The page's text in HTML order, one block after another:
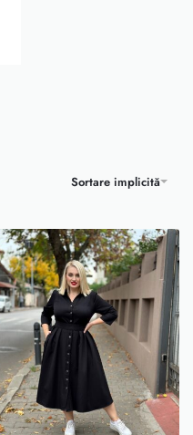
Sortare implicită